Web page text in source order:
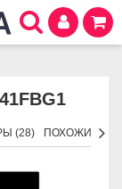
(28) ПОХОЖИЕ